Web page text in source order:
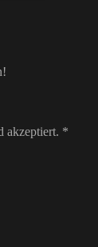
akzeptiert. *